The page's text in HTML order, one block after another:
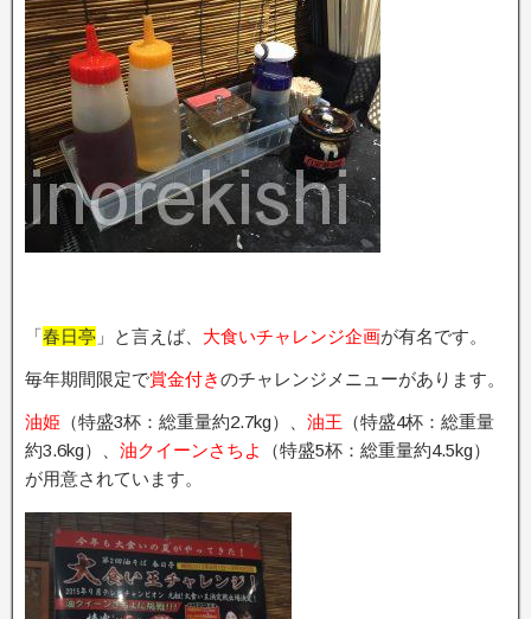
「春日亭 」と言えば、 大食いチャレンジ企画が有名です。
毎年期間限定で賞金付きのチャレンジメニューがあります。
油姫 （特盛3杯：総重量約2.7kg）、 油王 （特盛4杯：総重量
約3.6kg）、 油クイーンさちよ
（特盛5杯：総重量約4.5kg）
が用意されています。